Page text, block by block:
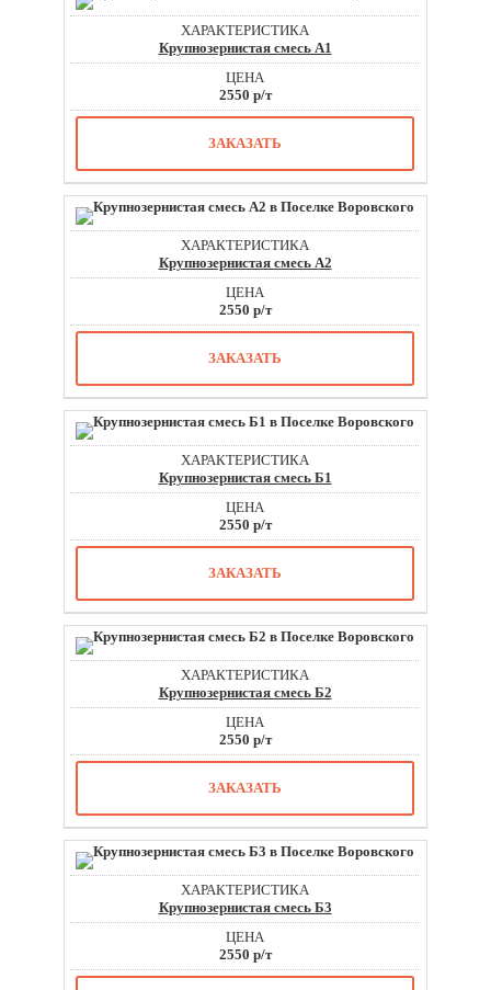
Крупнозернистая смесь А1
2550 р/т
ЗАКАЗАТЬ
Крупнозернистая смесь А2
2550 р/т
ЗАКАЗАТЬ
Крупнозернистая смесь Б1
2550 р/т
ЗАКАЗАТЬ
Крупнозернистая смесь Б2
2550 р/т
ЗАКАЗАТЬ
Крупнозернистая смесь Б3
2550 р/т